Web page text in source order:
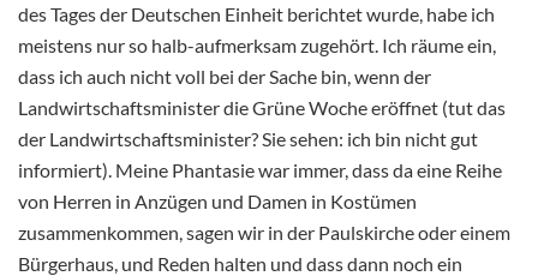
des Tages der Deutschen Einheit berichtet wurde, habe ich
meistens nur so halb-aufmerksam zugehört. Ich räume ein,
dass ich auch nicht voll bei der Sache bin, wenn der
Landwirtschaftsminister die Grüne Woche eröffnet (tut das
der Landwirtschaftsminister? Sie sehen: ich bin nicht gut
informiert). Meine Phantasie war immer, dass da eine Reihe
von Herren in Anzügen und Damen in Kostümen
zusammenkommen, sagen wir in der Paulskirche oder einem
Bürgerhaus, und Reden halten und dass dann noch ein